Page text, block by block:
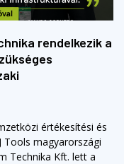
rendelkezik a
értékesítési és
Tools magyarországi
Technika Kft. lett a